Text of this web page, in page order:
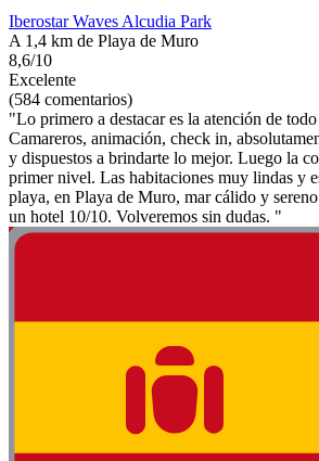
Iberostar Waves Alcudia Park
A 1,4 km de Playa de Muro
8,6/10
Excelente
(584 comentarios)
"Lo primero a destacar es la atención de
Camareros, animación, check in,
y dispuestos a brindarte lo mejor. Luego la
primer nivel. Las habitaciones muy lindas y
playa, en Playa de Muro, mar cálido y
un hotel 10/10. Volveremos sin dudas. "